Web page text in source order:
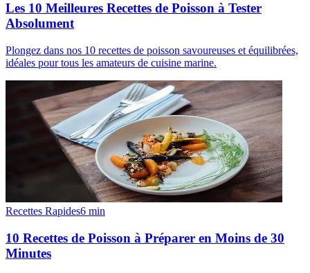
Les 10 Meilleures Recettes de Poisson à Tester
Absolument
Plongez dans nos 10 recettes de poisson savoureuses et équilibrées,
idéales pour tous les amateurs de cuisine marine.
Recettes Rapides6 min
10 Recettes de Poisson à Préparer en Moins de 30
Minutes